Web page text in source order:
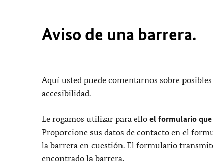
Aviso de una barrera.
Aquí usted puede comentarnos sobre
accesibilidad.
Le rogamos utilizar para ello el formulario que
Proporcione sus datos de contacto en el
la barrera en cuestión. El formulario
encontrado la barrera.